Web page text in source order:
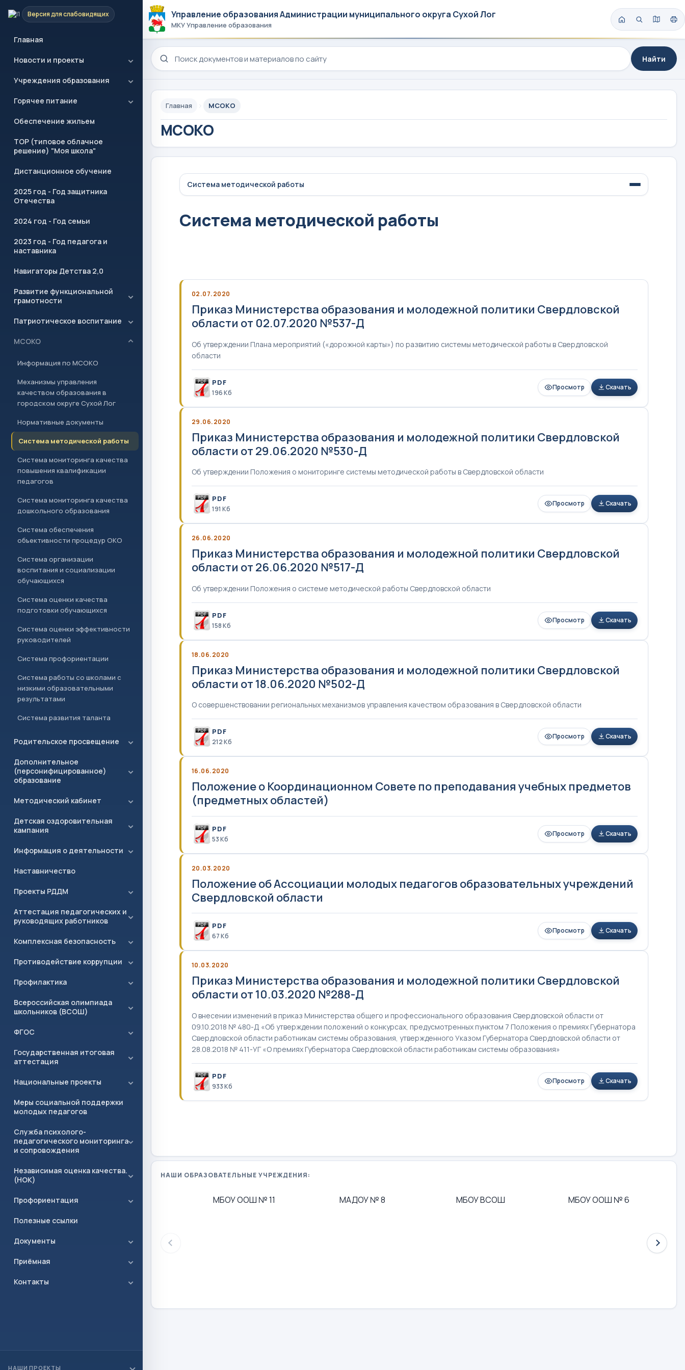
Версия для слабовидящих
Главная
Новости и проекты
Учреждения образования
Горячее питание
Обеспечение жильем
ТОР (типовое облачное
решение) "Моя школа"
Дистанционное обучение
2025 год - Год защитника
Отечества
2024 год - Год семьи
2023 год - Год педагога и
наставника
Навигаторы Детства 2,0
Развитие функциональной
грамотности
Патриотическое воспитание
МСОКО
Информация по МСОКО
Механизмы управления
качеством образования в
городском округе Сухой Лог
Нормативные документы
Система методической работы
Система мониторинга качества
повышения квалификации
педагогов
Система мониторинга качества
дошкольного образования
Система обеспечения
объективности процедур ОКО
Система организации
воспитания и социализации
обучающихся
Система оценки качества
подготовки обучающихся
Система оценки эффективности
руководителей
Система профориентации
Система работы со школами с
низкими образовательными
результатами
Система развития таланта
Родительское просвещение
Дополнительное
(персонифицированное)
образование
Методический кабинет
Детская оздоровительная
кампания
Информация о деятельности
Наставничество
Проекты РДДМ
Аттестация педагогических и
руководящих работников
Комплексная безопасность
Противодействие коррупции
Профилактика
Всероссийская олимпиада
школьников (ВСОШ)
ФГОС
Государственная итоговая
аттестация
Национальные проекты
Меры социальной поддержки
молодых педагогов
Служба психолого-
педагогического мониторинга
и сопровождения
Независимая оценка качества.
(НОК)
Профориентация
Полезные ссылки
Документы
Приёмная
Контакты
НАШИ ПРОЕКТЫ
Управление образования Администрации муниципального округа Сухой Лог
МКУ Управление образования
Поиск по сайту
Найти
Главная МСОКО
МСОКО
Система методической работы
Система методической работы
02.07.2020
Приказ Министерства образования и молодежной политики Свердловской
области от 02.07.2020 №537-Д
Об утверждении Плана мероприятий («дорожной карты») по развитию системы методической работы в Свердловской
области
PDF
196 Кб
Просмотр Скачать
29.06.2020
Приказ Министерства образования и молодежной политики Свердловской
области от 29.06.2020 №530-Д
Об утверждении Положения о мониторинге системы методической работы в Свердловской области
PDF
191 Кб
Просмотр Скачать
26.06.2020
Приказ Министерства образования и молодежной политики Свердловской
области от 26.06.2020 №517-Д
Об утверждении Положения о системе методической работы Свердловской области
PDF
158 Кб
Просмотр Скачать
18.06.2020
Приказ Министерства образования и молодежной политики Свердловской
области от 18.06.2020 №502-Д
О совершенствовании региональных механизмов управления качеством образования в Свердловской области
PDF
212 Кб
Просмотр Скачать
16.06.2020
Положение о Координационном Совете по преподавания учебных предметов
(предметных областей)
PDF
53 Кб
Просмотр Скачать
20.03.2020
Положение об Ассоциации молодых педагогов образовательных учреждений
Свердловской области
PDF
67 Кб
Просмотр Скачать
10.03.2020
Приказ Министерства образования и молодежной политики Свердловской
области от 10.03.2020 №288-Д
О внесении изменений в приказ Министерства общего и профессионального образования Свердловской области от
09.10.2018 № 480-Д «Об утверждении положений о конкурсах, предусмотренных пунктом 7 Положения о премиях Губернатора
Свердловской области работникам системы образования, утвержденного Указом Губернатора Свердловской области от
28.08.2018 № 411-УГ «О премиях Губернатора Свердловской области работникам системы образования»
PDF
933 Кб
Просмотр Скачать
НАШИ ОБРАЗОВАТЕЛЬНЫЕ УЧРЕЖДЕНИЯ:
МБОУ ООШ № 11 МАДОУ № 8 МБОУ ВСОШ МБОУ ООШ № 6